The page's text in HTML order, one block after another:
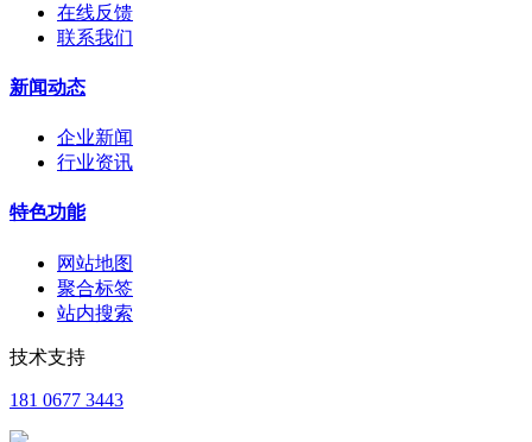
在线反馈
联系我们
新闻动态
企业新闻
行业资讯
特色功能
网站地图
聚合标签
站内搜索
技术支持
181 0677 3443